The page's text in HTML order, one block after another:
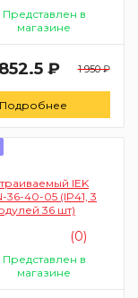
Представлен в
магазине
₽ 1 950 ₽
Подробнее
IEK
36-40-05 (IP41, 3
36 шт)
(0)
Представлен в
магазине